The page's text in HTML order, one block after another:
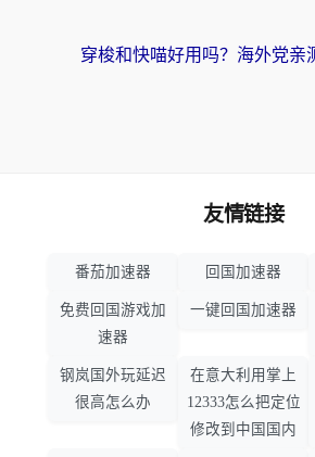
友情链接
番茄加速器 回国加速器
免费回国游戏加
速器
一键回国加速器
钢岚国外玩延迟
很高怎么办
在意大利用掌上
12333怎么把定位
修改到中国国内